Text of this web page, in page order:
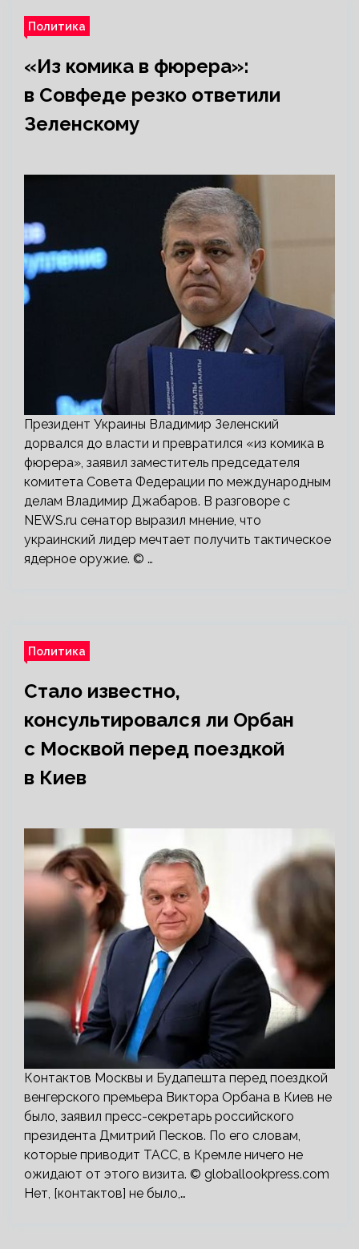
Политика
«Из комика в фюрера»:
в Совфеде резко ответили
Зеленскому
Президент Украины Владимир Зеленский
дорвался до власти и превратился «из комика в
фюрера», заявил заместитель председателя
комитета Совета Федерации по международным
делам Владимир Джабаров. В разговоре с
NEWS.ru сенатор выразил мнение, что
украинский лидер мечтает получить тактическое
ядерное оружие. © …
Политика
Стало известно,
консультировался ли Орбан
с Москвой перед поездкой
в Киев
Контактов Москвы и Будапешта перед поездкой
венгерского премьера Виктора Орбана в Киев не
было, заявил пресс-секретарь российского
президента Дмитрий Песков. По его словам,
которые приводит ТАСС, в Кремле ничего не
ожидают от этого визита. © globallookpress.com
Нет, [контактов] не было,…